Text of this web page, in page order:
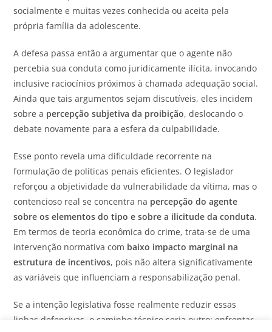
socialmente e muitas vezes conhecida ou aceita pela
própria família da adolescente.
A defesa passa então a argumentar que o agente não
percebia sua conduta como juridicamente ilícita, invocando
inclusive raciocínios próximos à chamada adequação social.
Ainda que tais argumentos sejam discutíveis, eles incidem
sobre a percepção subjetiva da proibição, deslocando o
debate novamente para a esfera da culpabilidade.
Esse ponto revela uma dificuldade recorrente na
formulação de políticas penais eficientes. O legislador
reforçou a objetividade da vulnerabilidade da vítima, mas o
contencioso real se concentra na percepção do agente
sobre os elementos do tipo e sobre a ilicitude da conduta.
Em termos de teoria econômica do crime, trata-se de uma
intervenção normativa com baixo impacto marginal na
estrutura de incentivos, pois não altera significativamente
as variáveis que influenciam a responsabilização penal.
Se a intenção legislativa fosse realmente reduzir essas
linhas defensivas, o caminho técnico seria outro: enfrentar